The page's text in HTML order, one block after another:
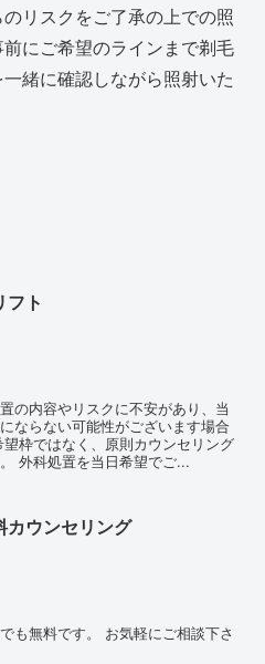
リスクをご了承の上での照
前にご希望のラインまで剃毛
緒に確認しながら照射いた
フト
の内容やリスクに不安があり、当
ならない可能性がございます場合
枠ではなく、原則カウンセリング
外科処置を当日希望でご...
カウンセリング
も無料です。 お気軽にご相談下さ